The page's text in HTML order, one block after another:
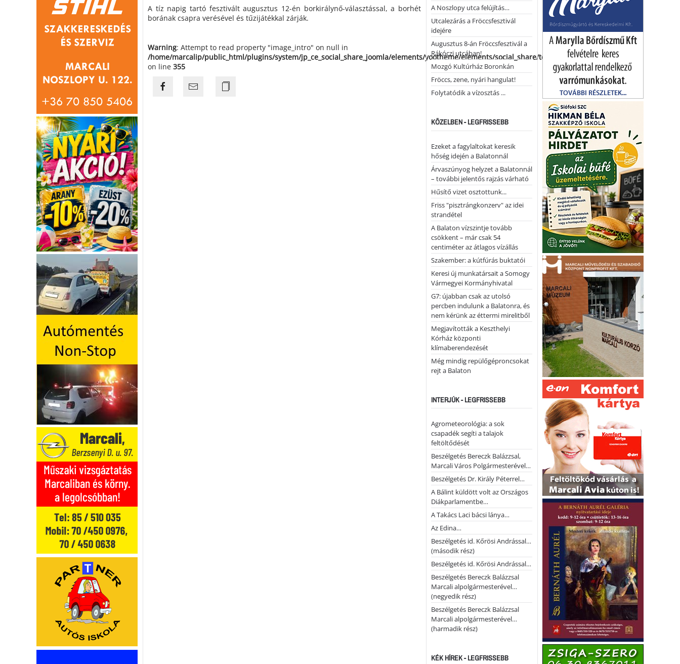
A tíz napig tartó fesztivált augusztus 12-én borkirálynő-választással, a borhét
borának csapra verésével és tűzijátékkal zárják.
Warning: Attempt to read property "image_intro" on null in
/home/marcalip/public_html/plugins/system/jp_ce_social_share_joomla/elements/yootheme/elements/social_share/templates/template.php
on line 355
A Noszlopy utca felújítás…
Utcalezárás a Fröccsfesztivál
idejére
Augusztus 8-án Fröccsfesztivál a
Rákóczi utcában!
Mozgó Kultúrház Boronkán
Fröccs, zene, nyári hangulat!
Folytatódik a vízosztás ...
KÖZELBEN - LEGFRISSEBB
Ezeket a fagylaltokat keresik
hőség idején a Balatonnál
Árvaszúnyog helyzet a Balatonnál
– további jelentős rajzás várható
Hűsítő vizet osztottunk...
Friss "pisztrángkonzerv" az idei
strandétel
A Balaton vízszintje tovább
csökkent – már csak 54
centiméter az átlagos vízállás
Szakember: a kútfúrás buktatói
Keresi új munkatársait a Somogy
Vármegyei Kormányhivatal
G7: újabban csak az utolsó
percben indulunk a Balatonra, és
nem kérünk az éttermi mirelitből
Megjavították a Keszthelyi
Kórház központi
klímaberendezését
Még mindig repülőgéproncsokat
rejt a Balaton
INTERJÚK - LEGFRISSEBB
Agrometeorológia: a sok
csapadék segíti a talajok
feltöltődését
Beszélgetés Bereczk Balázzsal,
Marcali Város Polgármesterével…
Beszélgetés Dr. Király Péterrel…
A Bálint küldött volt az Országos
Diákparlamentbe…
A Takács Laci bácsi lánya…
Az Edina…
Beszélgetés id. Kőrösi Andrással…
(második rész)
Beszélgetés id. Kőrösi Andrással…
Beszélgetés Bereczk Balázzsal
Marcali alpolgármesterével…
(negyedik rész)
Beszélgetés Bereczk Balázzsal
Marcali alpolgármesterével…
(harmadik rész)
KÉK HÍREK - LEGFRISSEBB